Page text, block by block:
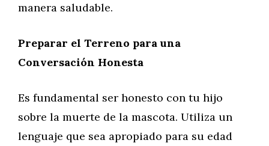
manera saludable.
Preparar el Terreno para una
Conversación Honesta
Es fundamental ser honesto con tu hijo
sobre la muerte de la mascota. Utiliza un
lenguaje que sea apropiado para su edad